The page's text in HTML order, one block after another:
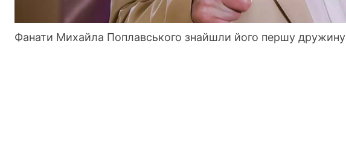
Фанати Михайла Поплавського знайшли його першу дружину